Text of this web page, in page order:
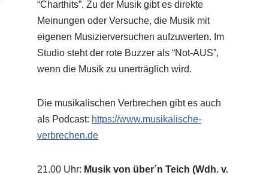
“Charthits”. Zu der Musik gibt es direkte
Meinungen oder Versuche, die Musik mit
eigenen Musizierversuchen aufzuwerten. Im
Studio steht der rote Buzzer als “Not-AUS”,
wenn die Musik zu unerträglich wird.
Die musikalischen Verbrechen gibt es auch
als Podcast: https://www.musikalische-
verbrechen.de
21.00 Uhr: Musik von über´n Teich (Wdh. v.